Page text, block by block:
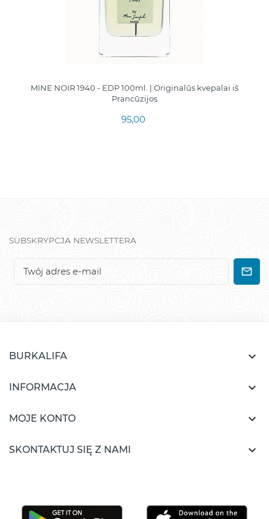
MINE NOIR 1940 - EDP 100ml. | Originalūs kvepalai iš
Prancūzijos
95,00
SUBSKRYPCJA NEWSLETTERA
BURKALIFA 
INFORMACJA 
MOJE KONTO 
SKONTAKTUJ SIĘ Z NAMI 